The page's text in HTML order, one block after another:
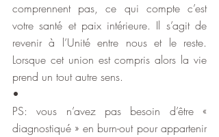
comprennent pas, ce qui compte c’est
votre santé et paix intérieure. Il s’agit de
revenir à l’Unité entre nous et le reste.
Lorsque cet union est compris alors la vie
prend un tout autre sens.
•
PS: vous n’avez pas besoin d’être «
diagnostiqué » en burn-out pour appartenir